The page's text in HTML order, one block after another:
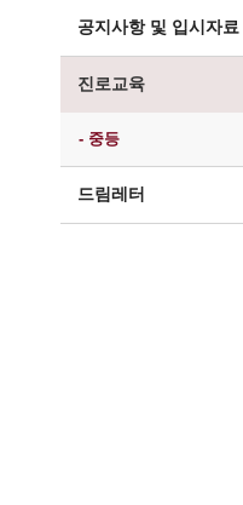
공지사항 및 입시자료
진로교육
- 중등
드림레터